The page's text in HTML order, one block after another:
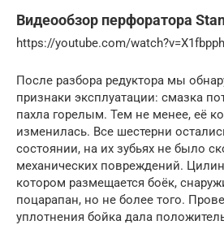
Видеообзор перфоратора
https://youtube.com/
После разбора редуктора мы
признаки эксплуатации: смазка
пахла горелым. Тем не менее, её
изменилась. Все шестерни
состоянии, на их зубьях не было
механических повреждений.
котором размещается боёк,
поцарапан, но не более того.
уплотнения бойка дала